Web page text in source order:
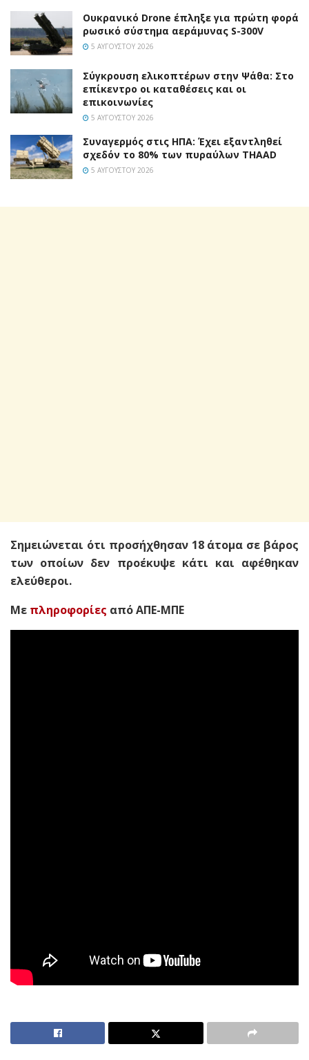
Ουκρανικό Drone έπληξε για πρώτη φορά
ρωσικό σύστημα αεράμυνας S-300V
5 ΑΥΓΟΎΣΤΟΥ 2026
Σύγκρουση ελικοπτέρων στην Ψάθα: Στο
επίκεντρο οι καταθέσεις και οι
επικοινωνίες
5 ΑΥΓΟΎΣΤΟΥ 2026
Συναγερμός στις ΗΠΑ: Έχει εξαντληθεί
σχεδόν το 80% των πυραύλων THAAD
5 ΑΥΓΟΎΣΤΟΥ 2026
Σημειώνεται ότι προσήχθησαν 18 άτομα σε βάρος
των οποίων δεν προέκυψε κάτι και αφέθηκαν
ελεύθεροι.
Με πληροφορίες από ΑΠΕ-ΜΠΕ